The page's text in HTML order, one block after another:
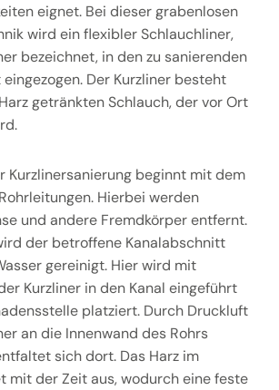
eignet. Bei dieser grabenlosen
wird ein flexibler Schlauchliner,
bezeichnet, in den zu sanierenden
Der Kurzliner besteht
getränkten Schlauch, der vor Ort
Kurzlinersanierung beginnt mit dem
Hierbei werden
und andere Fremdkörper entfernt.
der betroffene Kanalabschnitt
gereinigt. Hier wird mit
Kurzliner in den Kanal eingeführt
platziert. Durch Druckluft
an die Innenwand des Rohrs
sich dort. Das Harz im
mit der Zeit aus, wodurch eine feste